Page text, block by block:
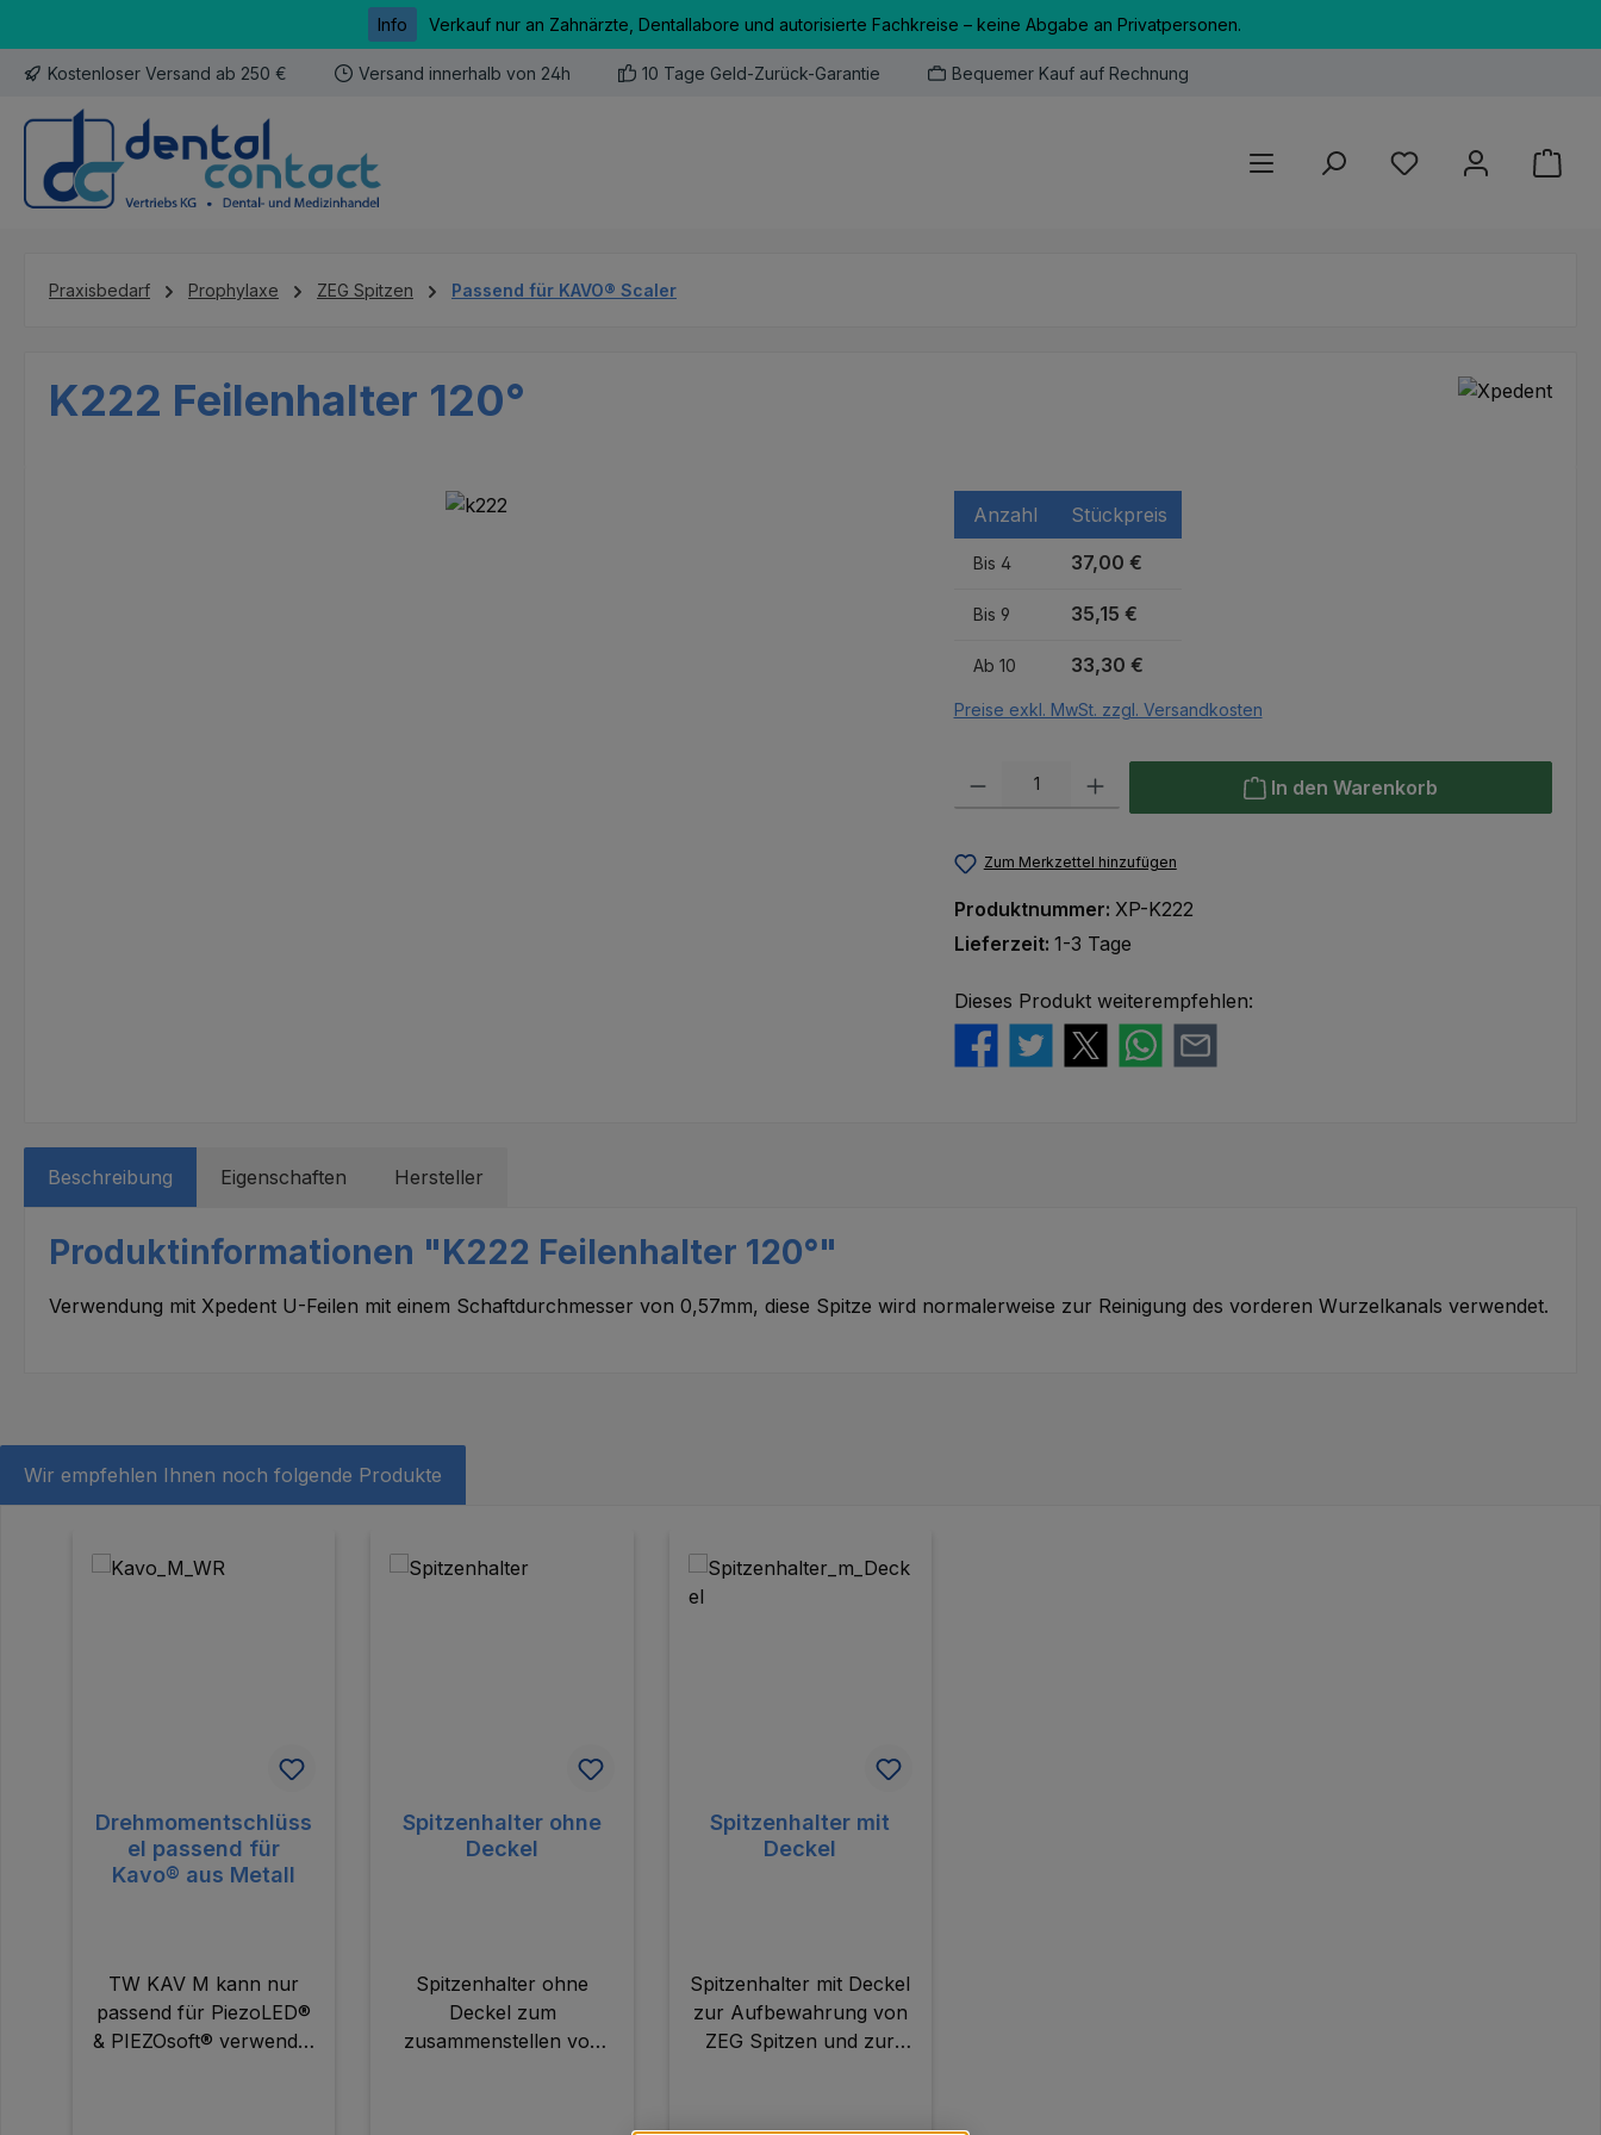
Info Verkauf nur an Zahnärzte, Dentallabore und autorisierte Fachkreise – keine Abgabe an Privatpersonen.
Kostenloser Versand ab 250 € Versand innerhalb von 24h 10 Tage Geld-Zurück-Garantie Bequemer Kauf auf Rechnung
Du hast 0 Produkte
Praxisbedarf Prophylaxe ZEG Spitzen Passend für KAVO® Scaler
K222 Feilenhalter 120°
Anzahl Stückpreis
Bis 4 37,00 €
Bis 9 35,15 €
Ab 10 33,30 €
Preise exkl. MwSt. zzgl. Versandkosten
Produkt Anzahl: Gib den gewünschten Wert ein oder benutze die Schaltflächen
In den Warenkorb
Zum Merkzettel hinzufügen
Produktnummer: XP-K222
Lieferzeit: 1-3 Tage
Dieses Produkt weiterempfehlen:
Beschreibung Eigenschaften Hersteller
Produktinformationen "K222 Feilenhalter 120°"
Verwendung mit Xpedent U-Feilen mit einem Schaftdurchmesser von 0,57mm, diese Spitze wird normalerweise zur Reinigung des vorderen Wurzelkanals verwendet.
Wir empfehlen Ihnen noch folgende Produkte
Drehmomentschlüss
el passend für
Kavo® aus Metall
TW KAV M kann nur
passend für PiezoLED®
& PIEZOsoft® verwendet
Spitzenhalter ohne
Deckel
Spitzenhalter ohne
Deckel zum
zusammenstellen von
Spitzenhalter mit
Deckel
Spitzenhalter mit Deckel
zur Aufbewahrung von
ZEG Spitzen und zur